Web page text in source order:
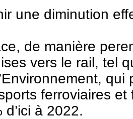
une diminution
de manière
vers le rail, tel
ferroviaires
à 2022.